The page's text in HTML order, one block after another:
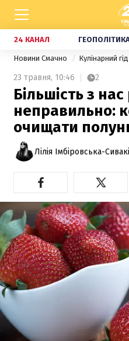
24 КАНАЛ
Новини Смачно Кулінарний гід
23 травня, 10:46 2
Більшість з
неправильно:
очищати
Лілія Імбіровська-